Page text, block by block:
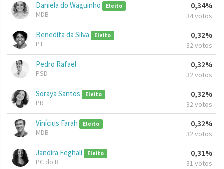
Daniela do Waguinho Eleito
MDB
0,34%
34 votos
Benedita da Silva Eleito
PT
0,32%
32 votos
Pedro Rafael
PSD
0,32%
32 votos
Soraya Santos Eleito
PR
0,32%
32 votos
Vinícius Farah Eleito
MDB
0,32%
32 votos
Jandira Feghali Eleito
PC do B
0,31%
31 votos